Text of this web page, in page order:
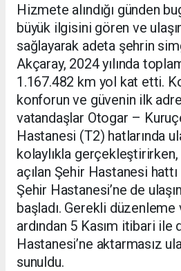
Hizmete alındığı günden
büyük ilgisini gören ve
sağlayarak adeta şehrin
Akçaray, 2024 yılında
1.167.482 km yol kat etti.
konforun ve güvenin ilk
vatandaşlar Otogar –
Hastanesi (T2) hatlarında
kolaylıkla
açılan Şehir Hastanesi
Şehir Hastanesi’ne de
başladı. Gerekli
ardından 5 Kasım itibari ile
Hastanesi’ne aktarmasız
sunuldu.